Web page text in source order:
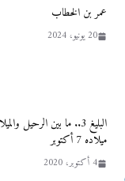
عمر بن الخطاب
20 يونيو، 2024
البليغ 3.. ما بين الرحيل
ميلاده 7 أكتوبر
4 أكتوبر، 2020